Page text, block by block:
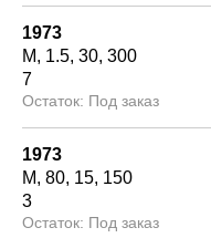
1973
М
1.5 30 300
7
Под заказ
1973
М 80 15 150
3
Под заказ